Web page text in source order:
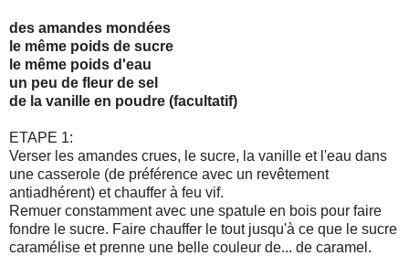
des amandes mondées
le même poids de sucre
le même poids d'eau
un peu de fleur de sel
de la vanille en poudre (facultatif)
ETAPE 1:
Verser les amandes crues, le sucre, la vanille et l'eau dans
une casserole (de préférence avec un revêtement
antiadhérent) et chauffer à feu vif.
Remuer constamment avec une spatule en bois pour faire
fondre le sucre. Faire chauffer le tout jusqu'à ce que le sucre
caramélise et prenne une belle couleur de... de caramel.